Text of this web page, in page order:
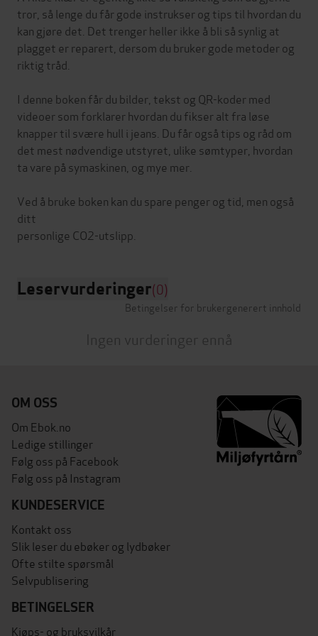
tror, så lenge du får gode instrukser og tips til hvordan du
kan gjøre det. Det trenger heller ikke å bli så synlig at
plagget er reparert, dersom du bruker gode metoder og
riktig tråd.
I denne boken får du bilder, tekst og QR-koder med
videoer som forklarer hvordan du fikser alt fra løse
knapper til svære hull i jeans. Du får også tips og råd om
det mest nødvendige utstyret, ulike sømtyper, hvordan
ta vare på symaskinen, og mye mer.
Ved å bruke boken kan du spare penger og tid, men også
ditt
Leservurderinger(0)
Betingelser for brukergenerert innhold
Ingen vurderinger ennå
OM OSS
Om Ebok.no
Ledige stillinger
Følg oss på Facebook
Følg oss på Instagram
KUNDESERVICE
Kontakt oss
Slik leser du ebøker og lydbøker
Ofte stilte spørsmål
Selvpublisering
BETINGELSER
Kjøps- og bruksvilkår